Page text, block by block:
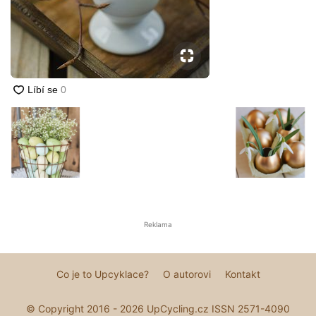
Reklama
Co je to Upcyklace? O autorovi Kontakt
© Copyright 2016 - 2026 UpCycling.cz ISSN 2571-4090